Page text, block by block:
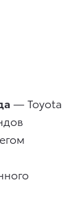
— Toyota